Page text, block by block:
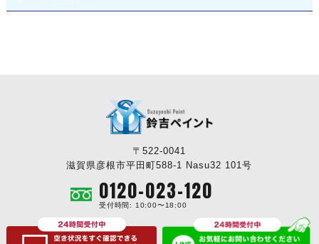
〒522-0041
滋賀県彦根市平田町588-1 Nasu32 101号
0120-023-120
受付時間: 10:00〜18:00